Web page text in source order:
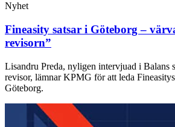
Nyhet
Fineasity satsar i Göteborg –
revisorn”
Lisandru Preda, nyligen intervjuad i Balans
revisor, lämnar KPMG för att leda
Göteborg.